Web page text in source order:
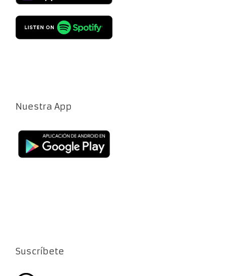
Nuestra App
Suscríbete